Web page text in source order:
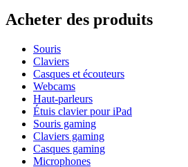
Acheter des produits
Souris
Claviers
Casques et écouteurs
Webcams
Haut-parleurs
Étuis clavier pour iPad
Souris gaming
Claviers gaming
Casques gaming
Microphones